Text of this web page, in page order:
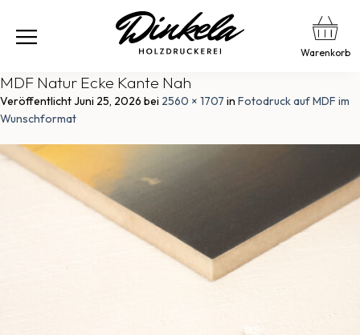
Warenkorb
MDF Natur Ecke Kante Nah
VeröffentlichtJuni 25, 2026 bei 2560 × 1707 in Fotodruck auf MDF im
Wunschformat